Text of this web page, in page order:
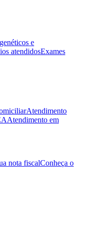
e
atendidosExames
Atendimento
Atendimento em
nota fiscalConheça o